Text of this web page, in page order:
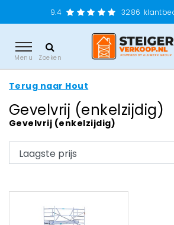
9.4 3286
Menu Zoeken
Terug naar Hout
Gevelvrij (enkelzijdig)
Gevelvrij (enkelzijdig)